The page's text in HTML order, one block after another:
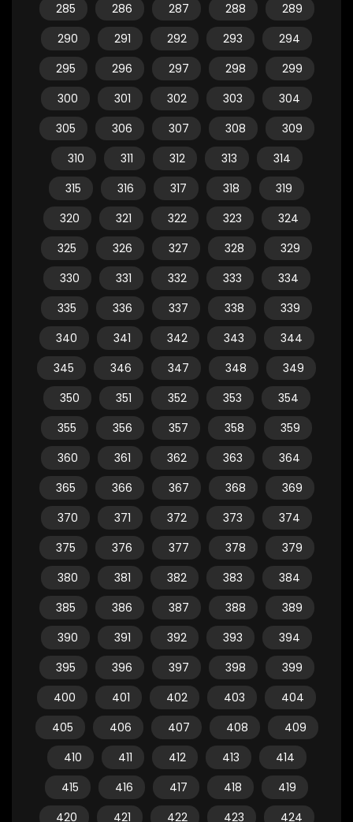
285
286 287 288
289
290
291 292 293
294
295
296 297 298
299
300
301 302 303
304
305
306 307 308
309
310
311 312 313
314
315
316 317 318
319
320
321 322 323
324
325
326 327 328
329
330
331 332 333
334
335
336 337 338
339
340
341 342 343
344
345
346 347 348
349
350
351 352 353
354
355
356 357 358
359
360
361 362 363
364
365
366 367 368
369
370
371 372 373
374
375
376 377 378
379
380
381 382 383
384
385
386 387 388
389
390
391 392 393
394
395
396 397 398
399
400
401 402 403
404
405
406 407 408
409
410
411 412 413
414
415
416 417 418
419
420
421 422 423 424